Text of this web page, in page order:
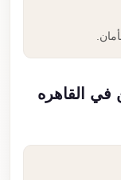
القاهره